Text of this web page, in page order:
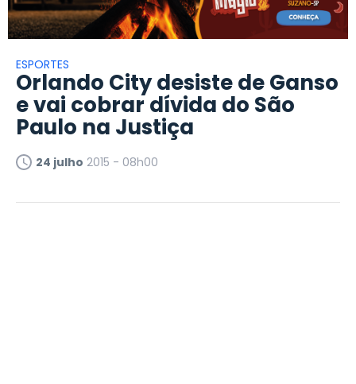
ESPORTES
Orlando City desiste de Ganso
e vai cobrar dívida do São
Paulo na Justiça
24 julho 2015 - 08h00